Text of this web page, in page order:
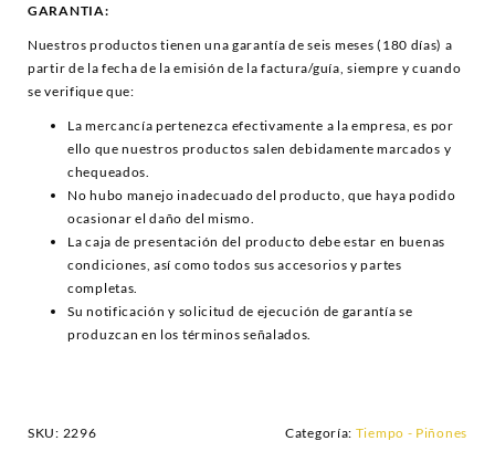
GARANTIA:
Nuestros productos tienen una garantía de seis meses (180 días) a
partir de la fecha de la emisión de la factura/guía, siempre y cuando
se verifique que:
La mercancía pertenezca efectivamente a la empresa, es por
ello que nuestros productos salen debidamente marcados y
chequeados.
No hubo manejo inadecuado del producto, que haya podido
ocasionar el daño del mismo.
La caja de presentación del producto debe estar en buenas
condiciones, así como todos sus accesorios y partes
completas.
Su notificación y solicitud de ejecución de garantía se
produzcan en los términos señalados.
SKU: 2296 Categoría: Tiempo - Piñones